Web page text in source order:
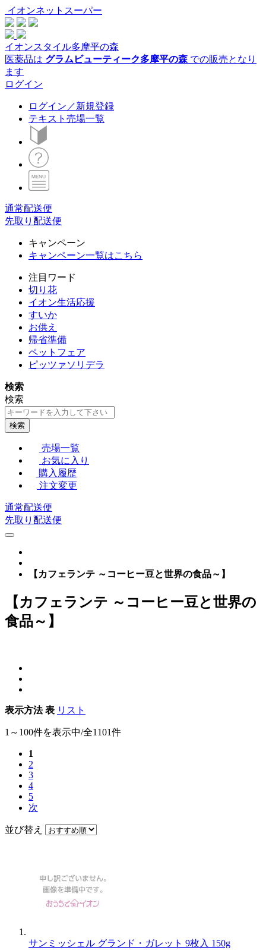
イオンネットスーパー
イオンスタイル多摩平の森
医薬品は グラムビューティーク多摩平の森 での販売となり
ます
ログイン
ログイン／新規登録
テキスト売場一覧
通常配送便
先取り配送便
キャンペーン
キャンペーン一覧はこちら
注目ワード
切り花
イオン生活応援
すいか
お供え
帰省準備
ペットフェア
ピッツァソリデラ
検索
検索
検索
売場一覧
お気に入り
購入履歴
注文変更
通常配送便
先取り配送便
【カフェランテ ～コーヒー豆と世界の食品～】
【カフェランテ ～コーヒー豆と世界の
食品～】
表示方法 表 リスト
1～100件を表示中/全1101件
1
2
3
4
5
次
並び替え
サンミッシェル グランド・ガレット 9枚入 150g